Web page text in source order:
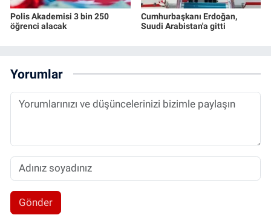
Polis Akademisi 3 bin 250
öğrenci alacak
Cumhurbaşkanı Erdoğan,
Suudi Arabistan'a gitti
Yorumlar
Gönder